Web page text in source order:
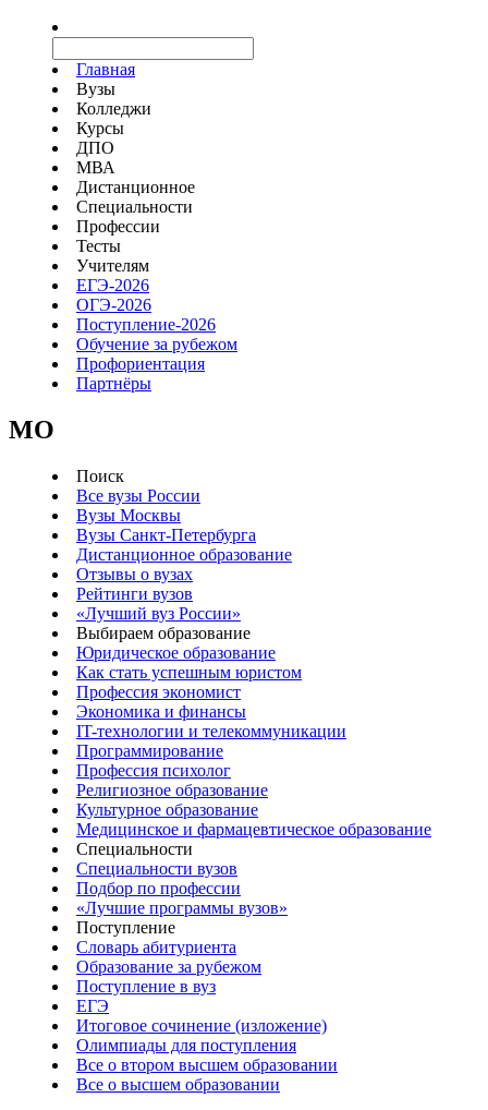
Главная
Вузы
Колледжи
Курсы
ДПО
МВА
Дистанционное
Специальности
Профессии
Тесты
Учителям
ЕГЭ-2026
ОГЭ-2026
Поступление-2026
Обучение за рубежом
Профориентация
Партнёры
MO
Поиск
Все вузы России
Вузы Москвы
Вузы Санкт-Петербурга
Дистанционное образование
Отзывы о вузах
Рейтинги вузов
«Лучший вуз России»
Выбираем образование
Юридическое образование
Как стать успешным юристом
Профессия экономист
Экономика и финансы
IT-технологии и телекоммуникации
Программирование
Профессия психолог
Религиозное образование
Культурное образование
Медицинское и фармацевтическое образование
Специальности
Специальности вузов
Подбор по профессии
«Лучшие программы вузов»
Поступление
Словарь абитуриента
Образование за рубежом
Поступление в вуз
ЕГЭ
Итоговое сочинение (изложение)
Олимпиады для поступления
Все о втором высшем образовании
Все о высшем образовании